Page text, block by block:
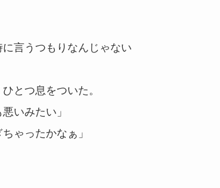
言うつもりなんじゃない
とつ息をついた。
いみたい」
ゃったかなぁ」